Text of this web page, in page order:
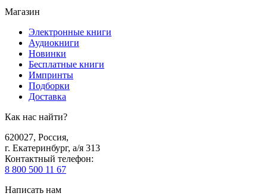
Магазин
Электронные книги
Аудиокниги
Новинки
Бесплатные книги
Импринты
Подборки
Доставка
Как нас найти?
620027, Россия,
г. Екатеринбург, а/я 313
Контактный телефон:
8 800 500 11 67
Написать нам